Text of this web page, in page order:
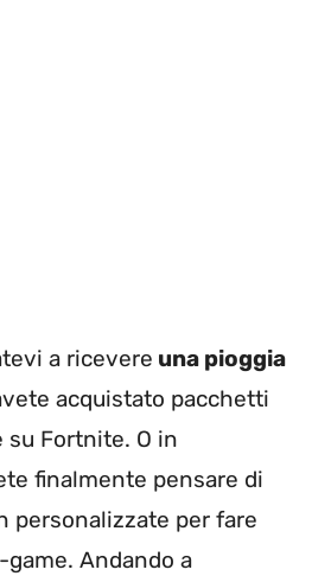
a ricevere una pioggia
acquistato pacchetti
su Fortnite. O in
finalmente pensare di
personalizzate per fare
Andando a